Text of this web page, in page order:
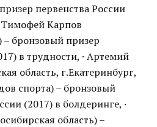
первенства России
Тимофей Карпов
бронзовый призер
в трудности, · Артемий
область, г.Екатеринбург,
спорта) – бронзовый
(2017) в болдеринге, ·
область) –